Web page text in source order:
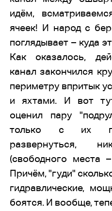
идём,
ячеек! И народ с
поглядывает – куда
Как оказалось,
канал закончился
периметру впритык
и яхтами. И вот
оценил пару
только с их
развернуться,
(свободного места
Причём, "гуди"
гидравлические,
боятся. И вообще,